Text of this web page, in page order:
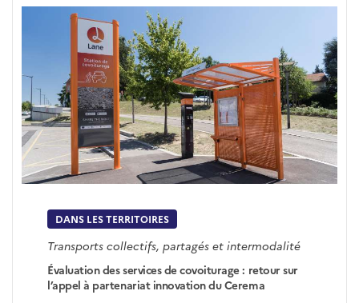
DANS LES TERRITOIRES
Transports collectifs, partagés et intermodalité
Évaluation des services de covoiturage : retour sur
l’appel à partenariat innovation du Cerema